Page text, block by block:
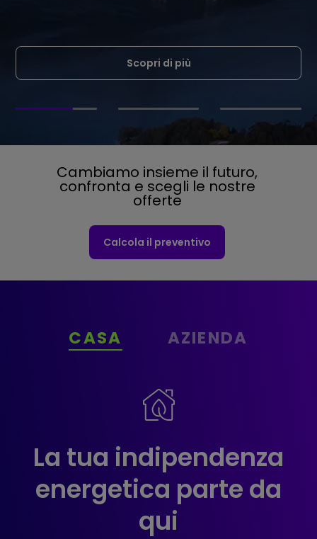
Scopri di più
Cambiamo insieme il futuro,
confronta e scegli le nostre
offerte
Calcola il preventivo
CASA AZIENDA
La tua indipendenza
energetica parte da
qui